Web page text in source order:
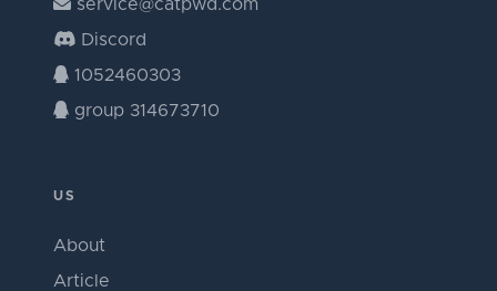
service@catpwd.com
Discord
1052460303
group 314673710
US
About
Article